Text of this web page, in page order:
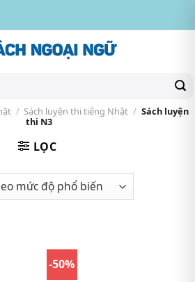
/ Sách luyện thi tiếng Nhật / Sách luyện
thi N3
LỌC
-50%